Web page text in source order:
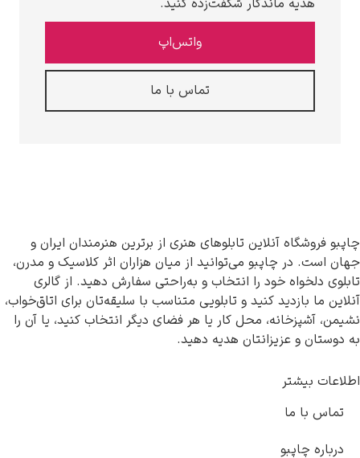
هدیه ماندگار شگفت‌زده کنید.
واتس‌اپ
تماس با ما
آنلاین تابلوهای هنری از برترین هنرمندان ایران و
در چاپبو می‌توانید از میان هزاران اثر کلاسیک و مدرن،
خود را انتخاب و به‌راحتی سفارش دهید. از گالری
بازدید کنید و تابلویی متناسب با سلیقه‌تان برای اتاق‌خواب،
محل کار یا هر فضای دیگر انتخاب کنید، یا آن را
و عزیزانتان هدیه دهید.
بیشتر
با ما
چاپبو